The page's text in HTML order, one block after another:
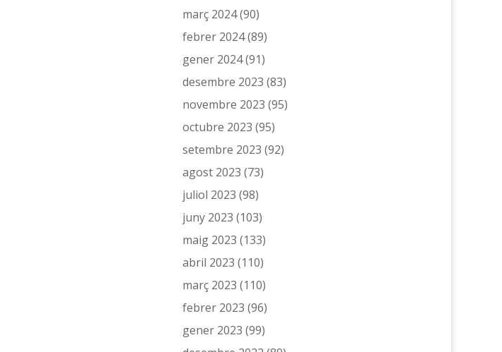
març 2024(90)
febrer 2024(89)
gener 2024(91)
desembre 2023 (83)
novembre 2023 (95)
octubre 2023 (95)
setembre 2023 (92)
agost 2023 (73)
juliol 2023 (98)
juny 2023 (103)
maig 2023 (133)
abril 2023 (110)
març 2023 (110)
febrer 2023 (96)
gener 2023 (99)